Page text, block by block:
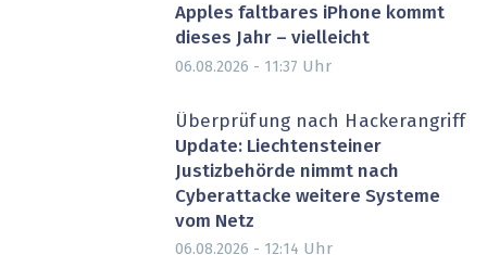
Apples faltbares iPhone kommt
dieses Jahr – vielleicht
06.08.2026 - 11:37 Uhr
Überprüfung nach Hackerangriff
Update: Liechtensteiner
Justizbehörde nimmt nach
Cyberattacke weitere Systeme
vom Netz
06.08.2026 - 12:14 Uhr